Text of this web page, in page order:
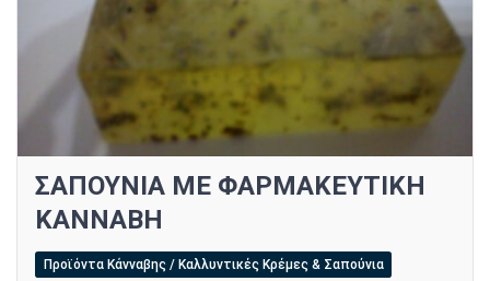
ΣΑΠΟΥΝΙΑ ΜΕ ΦΑΡΜΑΚΕΥΤΙΚΗ
ΚΑΝΝΑΒΗ
Προϊόντα Κάνναβης / Καλλυντικές Κρέμες & Σαπούνια